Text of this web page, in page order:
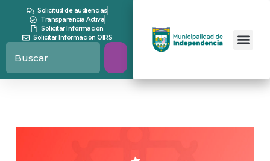
Solicitud de audiencias
Transparencia Activa
Solicitar Información
Solicitar Información OIRS